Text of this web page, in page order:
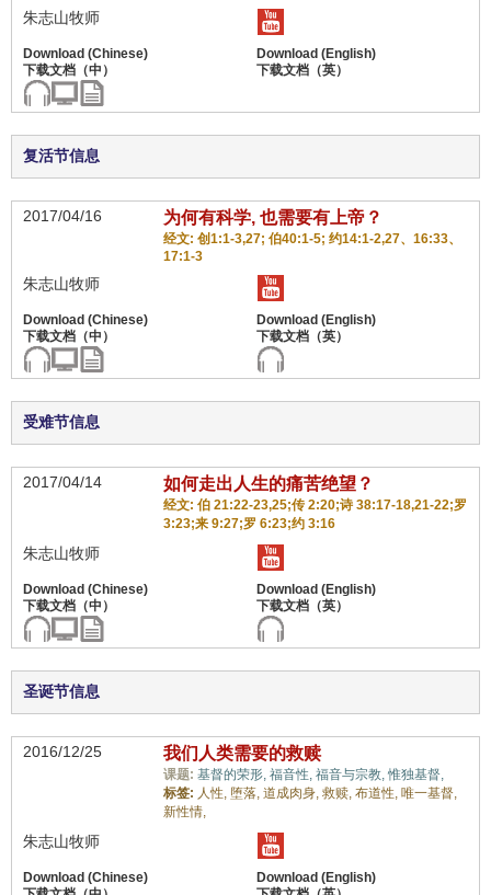
朱志山牧师
复活节信息
2017/04/16 为何有科学, 也需要有上帝？
经文: 创1:1-3,27; 伯40:1-5; 约14:1-2,27、16:33、
17:1-3
朱志山牧师
受难节信息
2017/04/14 如何走出人生的痛苦绝望？
经文: 伯 21:22-23,25;传 2:20;诗 38:17-18,21-22;罗
3:23;来 9:27;罗 6:23;约 3:16
朱志山牧师
圣诞节信息
2016/12/25 我们人类需要的救赎
课题: 基督的荣形, 福音性, 福音与宗教,惟独基督,
标签: 人性, 堕落, 道成肉身, 救赎, 布道性, 唯一基督,
新性情,
朱志山牧师